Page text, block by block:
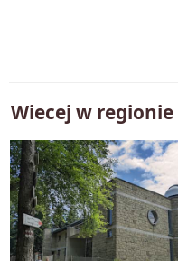
Wiecej w regionie